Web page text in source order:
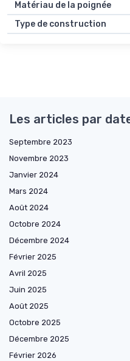
Matériau de la poignée
Type de construction
Les articles par
Septembre 2023
Novembre 2023
Janvier 2024
Mars 2024
Août 2024
Octobre 2024
Décembre 2024
Février 2025
Avril 2025
Juin 2025
Août 2025
Octobre 2025
Décembre 2025
Février 2026